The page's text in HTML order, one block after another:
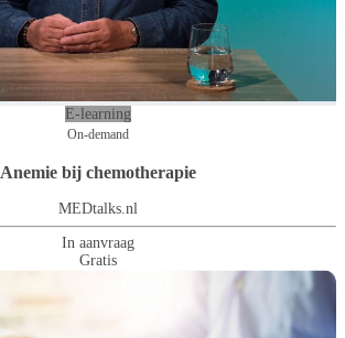
E-learning
On-demand
Anemie bij chemotherapie
MEDtalks.nl
In aanvraag
Gratis